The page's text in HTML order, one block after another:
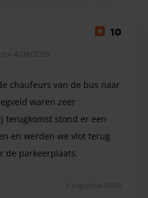
10
tot 4/08/2026
chaufeurs van de bus naar
waren zeer
terugkomst stond er een
en werden we vlot terug
de parkeerplaats.
6 augustus 2026